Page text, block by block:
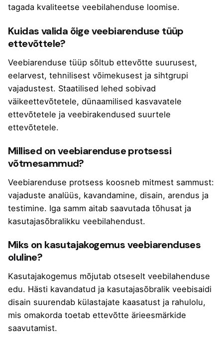
tagada kvaliteetse veebilahenduse loomise.
Kuidas valida õige veebiarenduse tüüp
ettevõttele?
Veebiarenduse tüüp sõltub ettevõtte suurusest,
eelarvest, tehnilisest võimekusest ja sihtgrupi
vajadustest. Staatilised lehed sobivad
väikeettevõtetele, dünaamilised kasvavatele
ettevõtetele ja veebirakendused suurtele
ettevõtetele.
Millised on veebiarenduse protsessi
võtmesammud?
Veebiarenduse protsess koosneb mitmest sammust:
vajaduste analüüs, kavandamine, disain, arendus ja
testimine. Iga samm aitab saavutada tõhusat ja
kasutajasõbralikku veebilahendust.
Miks on kasutajakogemus veebiarenduses
oluline?
Kasutajakogemus mõjutab otseselt veebilahenduse
edu. Hästi kavandatud ja kasutajasõbralik veebisaidi
disain suurendab külastajate kaasatust ja rahulolu,
mis omakorda toetab ettevõtte ärieesmärkide
saavutamist.